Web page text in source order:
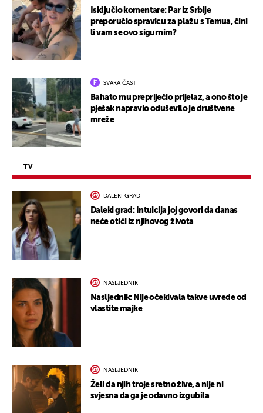
Isključio komentare: Par iz Srbije
preporučio spravicu za plažu s Temua, čini
li vam se ovo sigurnim?
SVAKA ČAST
Bahato mu prepriječio prijelaz, a ono što je
pješak napravio oduševilo je društvene
mreže
TV
DALEKI GRAD
Daleki grad: Intuicija joj govori da danas
neće otići iz njihovog života
NASLJEDNIK
Nasljednik: Nije očekivala takve uvrede od
vlastite majke
NASLJEDNIK
Želi da njih troje sretno žive, a nije ni
svjesna da ga je odavno izgubila